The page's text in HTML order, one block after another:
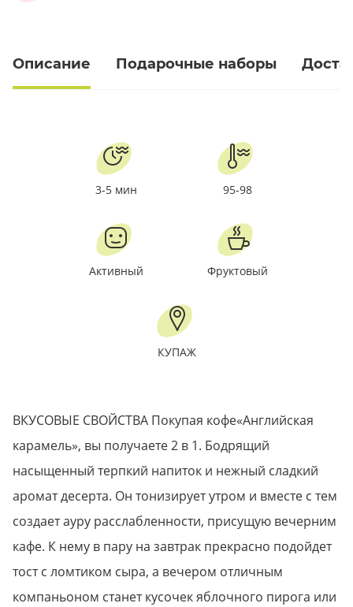
Описание Подарочные наборы
3-5 мин 95-98
Активный Фруктовый
КУПАЖ
ВКУСОВЫЕ СВОЙСТВА Покупая кофе«Английская
карамель», вы получаете 2 в 1. Бодрящий
насыщенный терпкий напиток и нежный сладкий
аромат десерта. Он тонизирует утром и вместе с тем
создает ауру расслабленности, присущую вечерним
кафе. К нему в пару на завтрак прекрасно подойдет
тост с ломтиком сыра, а вечером отличным
компаньоном станет кусочек яблочного пирога или